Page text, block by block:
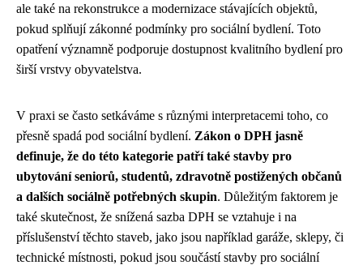
ale také na rekonstrukce a modernizace stávajících objektů,
pokud splňují zákonné podmínky pro sociální bydlení. Toto
opatření významně podporuje dostupnost kvalitního bydlení pro
širší vrstvy obyvatelstva.
V praxi se často setkáváme s různými interpretacemi toho, co
přesně spadá pod sociální bydlení. Zákon o DPH jasně
definuje, že do této kategorie patří také stavby pro
ubytování seniorů, studentů, zdravotně postižených občanů
a dalších sociálně potřebných skupin. Důležitým faktorem je
také skutečnost, že snížená sazba DPH se vztahuje i na
příslušenství těchto staveb, jako jsou například garáže, sklepy, či
technické místnosti, pokud jsou součástí stavby pro sociální